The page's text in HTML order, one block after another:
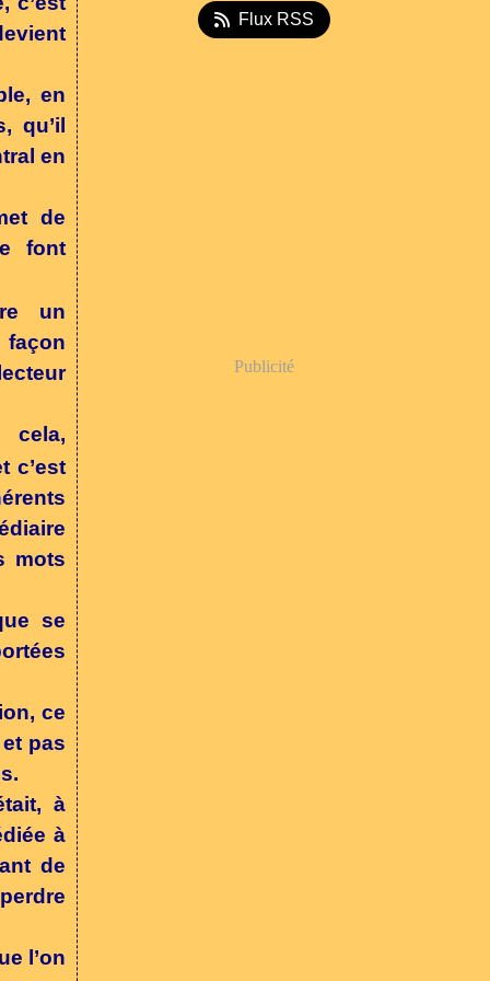
en
qu’il
en
de
font
un
façon
c’est
mots
se
ce
pas
à
à
de
l’on
Flux RSS
Publicité